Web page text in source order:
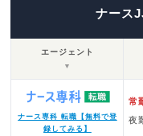
ナース
エージェント
▼
ナース専科 転職【無料で登
録してみる】
常
夜